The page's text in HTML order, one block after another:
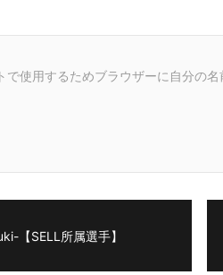
で使用するためブラウザーに自分の
【SELL所属選手】